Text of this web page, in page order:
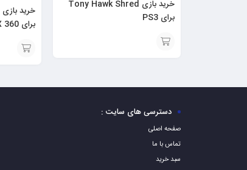
خرید بازی Tony Hawk Shred
برای PS3
برای XBOX 360
به
دسترسی های سایت :
صفحه اصلی
تماس با ما
سبد خرید